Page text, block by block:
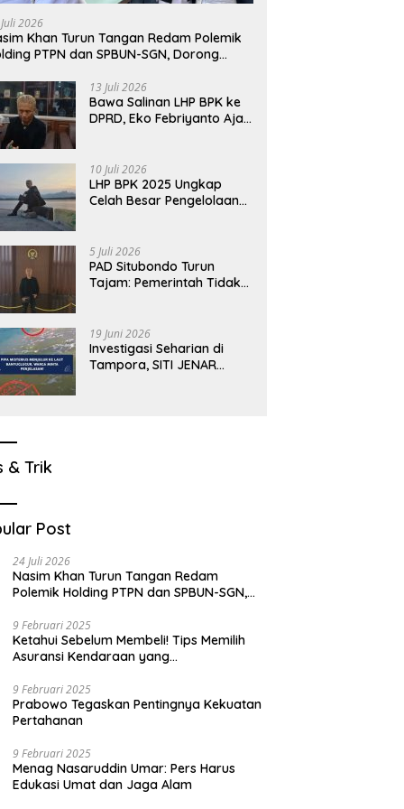
Harus Menunjukkan
2026
Khan Turun Tangan Redam Polemik
PTPN dan SPBUN-SGN, Dorong
13 Juli 2026
Bawa Salinan LHP BPK ke
DPRD, Eko Febriyanto Ajak
Harus Berbasis Fakta
10 Juli 2026
LHP BPK 2025 Ungkap
Celah Besar Pengelolaan
5 Juli 2026
PAD Situbondo Turun
Tajam: Pemerintah Tidak
Menunjukkan
Akuntabilitas.
19 Juni 2026
Investigasi Seharian di
Tampora, SITI JENAR
& Trik
Post
24 Juli 2026
Nasim Khan Turun Tangan Redam
Polemik Holding PTPN dan SPBUN-SGN,
9 Februari 2025
Ketahui Sebelum Membeli! Tips Memilih
Asuransi Kendaraan yang
9 Februari 2025
Prabowo Tegaskan Pentingnya Kekuatan
Pertahanan
9 Februari 2025
Menag Nasaruddin Umar: Pers Harus
Edukasi Umat dan Jaga Alam